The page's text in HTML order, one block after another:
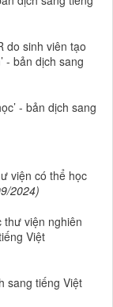
do sinh viên tạo
- bản dịch sang
- bản dịch sang
viện có thể học
2024)
thư viện nghiên
Việt
sang tiếng Việt